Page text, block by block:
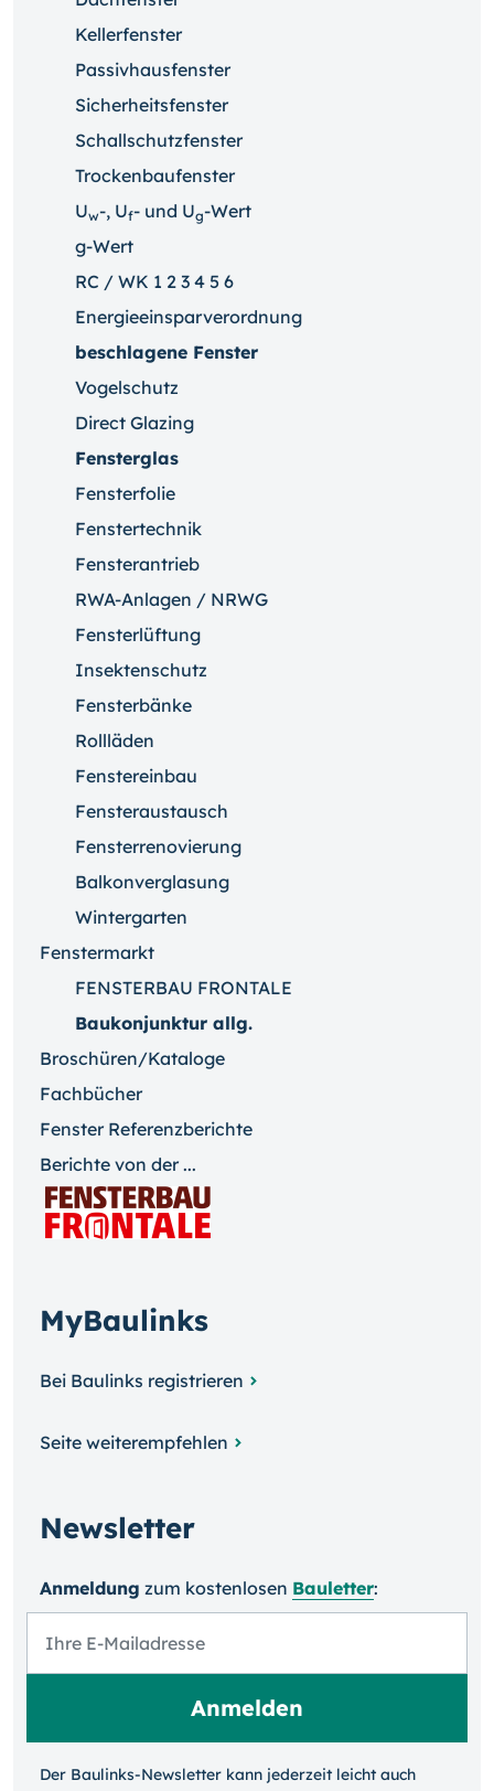
Kellerfenster
Passivhausfenster
Sicherheitsfenster
Schallschutzfenster
Trockenbaufenster
Uw-, Uf- und Ug-Wert
g-Wert
RC / WK 1 2 3 4 5 6
Energieeinsparverordnung
beschlagene Fenster
Vogelschutz
Direct Glazing
Fensterglas
Fensterfolie
Fenstertechnik
Fensterantrieb
RWA-Anlagen / NRWG
Fensterlüftung
Insektenschutz
Fensterbänke
Rollläden
Fenstereinbau
Fensteraustausch
Fensterrenovierung
Balkonverglasung
Wintergarten
Fenstermarkt
FENSTERBAU FRONTALE
Baukonjunktur allg.
Broschüren/Kataloge
Fachbücher
Fenster Referenzberichte
Berichte von der ...
MyBaulinks
Bei Baulinks registrieren
Seite weiterempfehlen
Newsletter
Anmeldung zum kosten­losen Bauletter:
Der Baulinks-Newsletter kann jeder­zeit leicht auch